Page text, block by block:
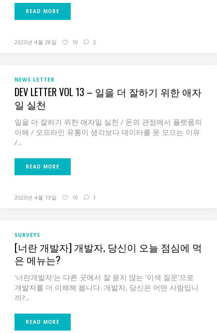
READ MORE
2020년 4월 28일 10 2
NEWS LETTER
DEV LETTER VOL 13 – 일을 더 잘하기 위한 애자
일 실천
일을 더 잘하기 위한 애자일 실천 / 돈의 관점에서 플랫폼의
이해 / 오프라인 유통이 생각보다 데이터를 못 모으는 이유
/...
READ MORE
2020년 4월 13일 10 1
SURVEYS
[너란 개발자] 개발자, 당신이 오늘 점심에 먹
은 메뉴는?
'너란개발자'는 다른 곳에서 잘 묻지 않는 '이색 질문'으로
개발자를 더 이해해 봅니다. 개발자, 당신은 어떤 사람입니
까?...
READ MORE